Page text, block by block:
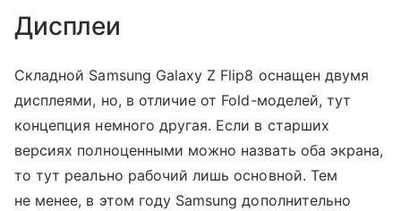
Дисплеи
Складной Samsung Galaxy Z Flip8 оснащен двумя
дисплеями, но, в отличие от Fold-моделей, тут
концепция немного другая. Если в старших
версиях полноценными можно назвать оба экрана,
то тут реально рабочий лишь основной. Тем
не менее, в этом году Samsung дополнительно